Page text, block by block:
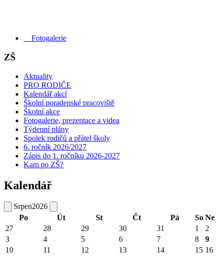
Fotogalerie
ZŠ
Aktuality
PRO RODIČE
Kalendář akcí
Školní poradenské pracoviště
Školní akce
Fotogalerie, prezentace a videa
Týdenní plány
Spolek rodičů a přátel školy
6. ročník 2026/2027
Zápis do 1. ročníku 2026-2027
Kam po ZŠ?
Kalendář
Srpen2026
Po
Út St Čt Pá So Ne
27
28 29 30 31 1
2
3
4 5 6 7 8
9
10
11 12 13 14 15 16